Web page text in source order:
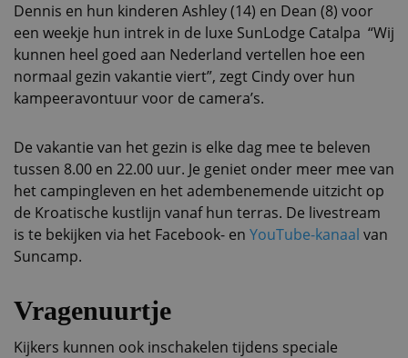
Dennis en hun kinderen Ashley (14) en Dean (8) voor
een weekje hun intrek in de luxe SunLodge Catalpa “Wij
kunnen heel goed aan Nederland vertellen hoe een
normaal gezin vakantie viert”, zegt Cindy over hun
kampeeravontuur voor de camera’s.
De vakantie van het gezin is elke dag mee te beleven
tussen 8.00 en 22.00 uur. Je geniet onder meer mee van
het campingleven en het adembenemende uitzicht op
de Kroatische kustlijn vanaf hun terras. De livestream
is te bekijken via het Facebook- en YouTube-kanaal van
Suncamp.
Vragenuurtje
Kijkers kunnen ook inschakelen tijdens speciale